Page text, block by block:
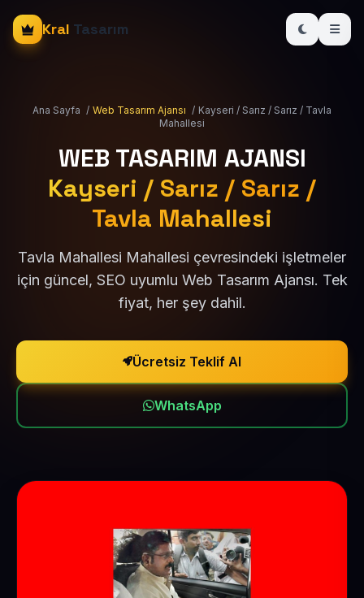
Kral Tasarım
Ana Sayfa / Web Tasarım Ajansı / Kayseri / Sarız / Sarız / Tavla
Mahallesi
WEB TASARIM AJANSI
Kayseri / Sarız / Sarız /
Tavla Mahallesi
Tavla Mahallesi Mahallesi çevresindeki işletmeler
için güncel, SEO uyumlu Web Tasarım Ajansı. Tek
fiyat, her şey dahil.
Ücretsiz Teklif Al
WhatsApp